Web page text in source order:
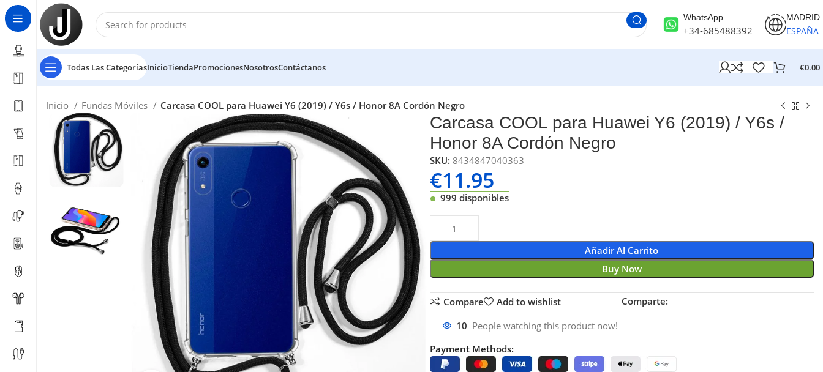
WhatsApp
+34-685488392
MADRID
ESPAÑA
Todas Las CategoríasInicioTiendaPromocionesNosotrosContáctanos €0.00
Inicio Fundas Móviles Carcasa COOL para Huawei Y6 (2019) / Y6s / Honor 8A Cordón Negro
Carcasa COOL para Huawei Y6 (2019) / Y6s /
Honor 8A Cordón Negro
SKU: 8434847040363
€11.95
999 disponibles
Añadir Al Carrito
Buy Now
Compare Add to wishlist Comparte:
10 People watching this product now!
Payment Methods: